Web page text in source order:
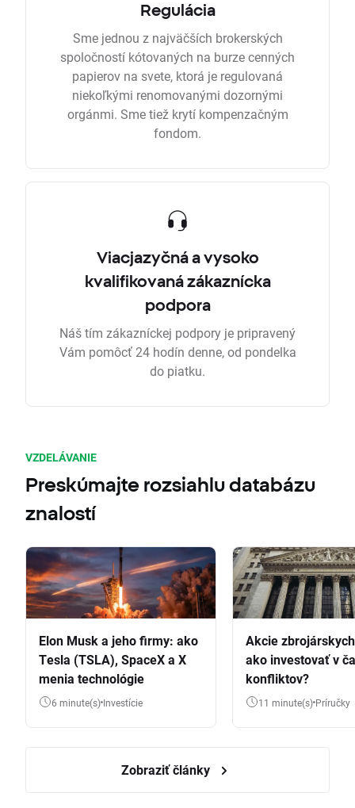
Regulácia
Sme jednou z najväčších brokerských
spoločností kótovaných na burze cenných
papierov na svete, ktorá je regulovaná
niekoľkými renomovanými dozornými
orgánmi. Sme tiež krytí kompenzačným
fondom.
Viacjazyčná a vysoko
kvalifikovaná zákaznícka
podpora
Náš tím zákazníckej podpory je pripravený
Vám pomôcť 24 hodín denne, od pondelka
do piatku.
VZDELÁVANIE
Preskúmajte rozsiahlu databázu
znalostí
Elon Musk a jeho firmy: ako
Tesla (TSLA), SpaceX a X
menia technológie
6 minute(s) Investície
Akcie
ako investovať v
konfliktov?
11 minute(s) Príručky
Zobraziť články